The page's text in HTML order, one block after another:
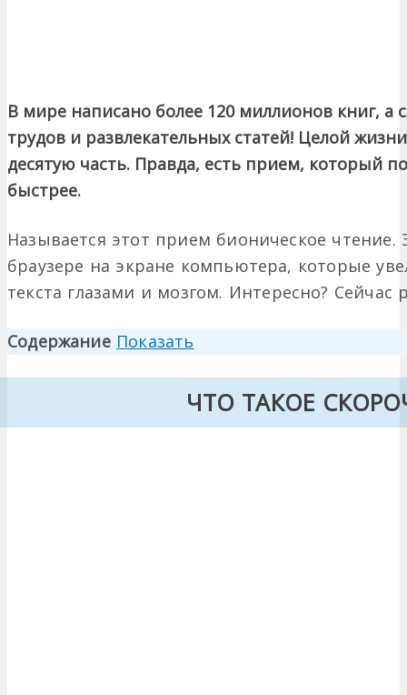
В мире написано более 120 миллионов книг, а
трудов и развлекательных статей! Целой
десятую часть. Правда, есть прием, который
быстрее.
Называется этот прием бионическое
браузере на экране компьютера, которые
текста глазами и мозгом. Интересно? Сейчас
Содержание Показать
ЧТО ТАКОЕ